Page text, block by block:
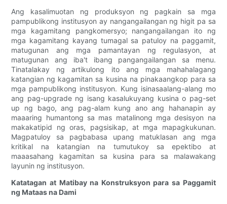
Ang kasalimuotan ng produksyon ng pagkain sa mga
pampublikong institusyon ay nangangailangan ng higit pa sa
mga kagamitang pangkomersyo; nangangailangan ito ng
mga kagamitang kayang tumagal sa patuloy na paggamit,
matugunan ang mga pamantayan ng regulasyon, at
matugunan ang iba't ibang pangangailangan sa menu.
Tinatalakay ng artikulong ito ang mga mahahalagang
katangian ng kagamitan sa kusina na pinakaangkop para sa
mga pampublikong institusyon. Kung isinasaalang-alang mo
ang pag-upgrade ng isang kasalukuyang kusina o pag-set
up ng bago, ang pag-alam kung ano ang hahanapin ay
maaaring humantong sa mas matalinong mga desisyon na
makakatipid ng oras, pagsisikap, at mga mapagkukunan.
Magpatuloy sa pagbabasa upang matuklasan ang mga
kritikal na katangian na tumutukoy sa epektibo at
maaasahang kagamitan sa kusina para sa malawakang
layunin ng institusyon.
Katatagan at Matibay na Konstruksyon para sa Paggamit
ng Mataas na Dami